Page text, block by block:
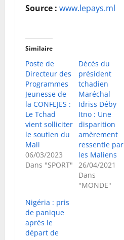
Source : www.lepays.ml
Similaire
Poste de
Directeur des
Programmes
Jeunesse de
la CONFEJES :
Le Tchad
vient solliciter
le soutien du
Mali
06/03/2023
Dans "SPORT"
Décès du
président
tchadien
Maréchal
Idriss Déby
Itno : Une
disparition
amèrement
ressentie par
les Maliens
26/04/2021
Dans
"MONDE"
Nigéria : pris
de panique
après le
départ de